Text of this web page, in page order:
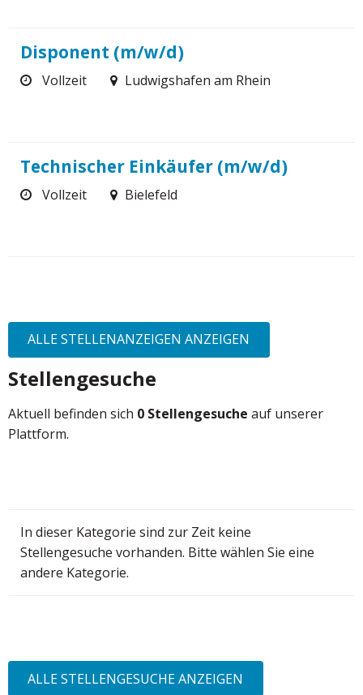
Disponent (m/w/d)
Vollzeit Ludwigshafen am Rhein
Technischer Einkäufer (m/w/d)
Vollzeit Bielefeld
ALLE STELLENANZEIGEN ANZEIGEN
Stellengesuche
Aktuell befinden sich 0 Stellengesuche auf unserer
Plattform.
In dieser Kategorie sind zur Zeit keine
Stellengesuche vorhanden. Bitte wählen Sie eine
andere Kategorie.
ALLE STELLENGESUCHE ANZEIGEN